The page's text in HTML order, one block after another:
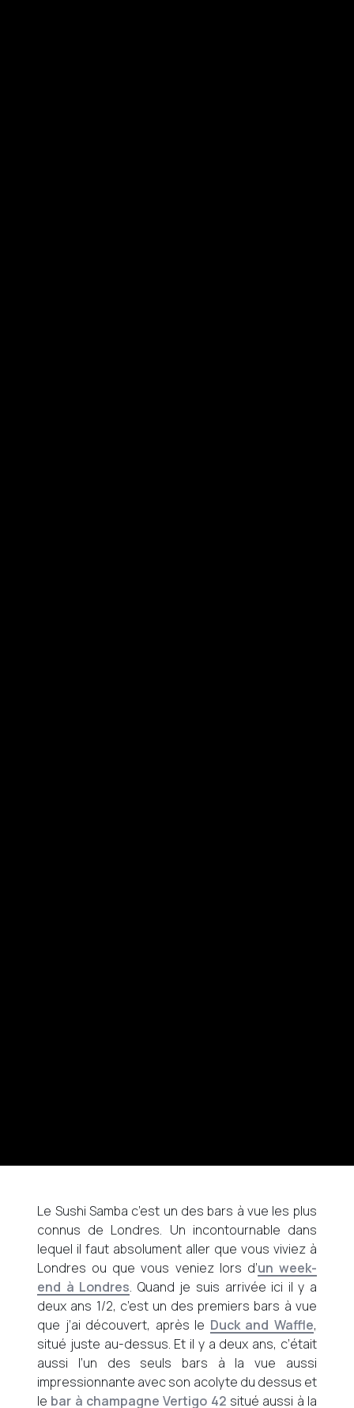
Le Sushi Samba c’est un des bars à vue les plus
connus de Londres. Un incontournable dans
lequel il faut absolument aller que vous viviez à
Londres ou que vous veniez lors d’un week-
end à Londres. Quand je suis arrivée ici il y a
deux ans 1/2, c’est un des premiers bars à vue
que j’ai découvert, après le Duck and Waffle,
situé juste au-dessus. Et il y a deux ans, c’était
aussi l’un des seuls bars à la vue aussi
impressionnante avec son acolyte du dessus et
le bar à champagne Vertigo 42 situé aussi à la